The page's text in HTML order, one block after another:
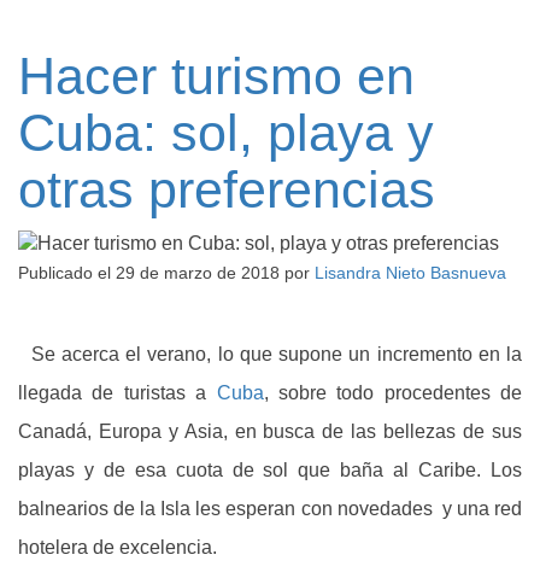
Hacer turismo en
Cuba: sol, playa y
otras preferencias
Publicado el 29 de marzo de 2018 por Lisandra Nieto Basnueva
Se acerca el verano, lo que supone un incremento en la
llegada de turistas a Cuba, sobre todo procedentes de
Canadá, Europa y Asia, en busca de las bellezas de sus
playas y de esa cuota de sol que baña al Caribe. Los
balnearios de la Isla les esperan con novedades y una red
hotelera de excelencia.